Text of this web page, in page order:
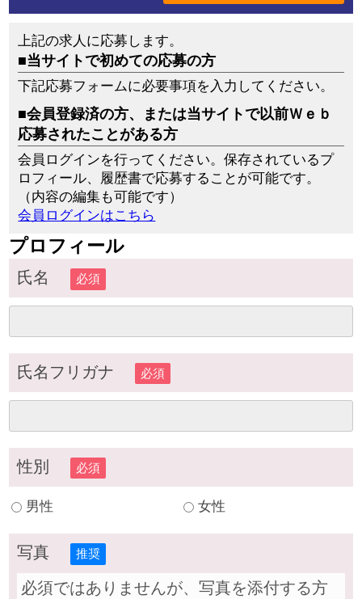
上記の求人に応募します。
■当サイトで初めての応募の方
下記応募フォームに必要事項を入力してください。
■会員登録済の方、または当サイトで以前Ｗｅｂ
応募されたことがある方
会員ログインを行ってください。保存されているプ
ロフィール、履歴書で応募することが可能です。
（内容の編集も可能です）
会員ログインはこちら
プロフィール
氏名 必須
氏名フリガナ 必須
性別 必須
男性 女性
写真 推奨
必須ではありませんが、写真を添付する方